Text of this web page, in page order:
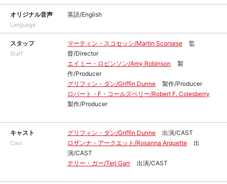
オリジナル音声
Language
英語/English
スタッフ
Staff
マーティン・スコセッシ/Martin Scorsese
監
督/Director
エイミー・ロビンソン/Amy Robinson
製
作/Producer
グリフィン・ダン/Griffin Dunne
製作/Producer
ロバート・F・コールズベリー/Robert F. Colesberry
製作/Producer
キャスト
Cast
グリフィン・ダン/Griffin Dunne
出演/CAST
ロザンナ・アークエット/Rosanna Arquette
出
演/CAST
テリー・ガー/Teri Garr
出演/CAST